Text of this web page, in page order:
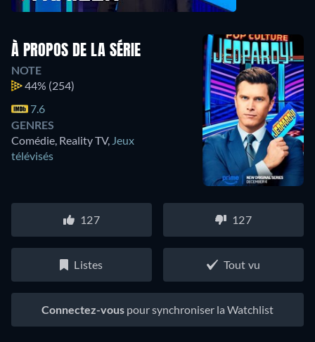
À PROPOS DE LA SÉRIE
NOTE
44% (254)
7.6
GENRES
Comédie, Reality TV, Jeux
télévisés
127 127
Listes Tout vu
Connectez-vous pour synchroniser la Watchlist